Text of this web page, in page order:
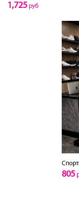
1,725 руб
805